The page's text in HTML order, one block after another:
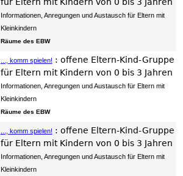
Informationen, Anregungen und Austausch für Eltern mit
Kleinkindern
Räume des EBW
..., komm spielen! : offene Eltern-Kind-Gruppe
für Eltern mit Kindern von 0 bis 3 Jahren
Informationen, Anregungen und Austausch für Eltern mit
Kleinkindern
Räume des EBW
..., komm spielen! : offene Eltern-Kind-Gruppe
für Eltern mit Kindern von 0 bis 3 Jahren
Informationen, Anregungen und Austausch für Eltern mit
Kleinkindern